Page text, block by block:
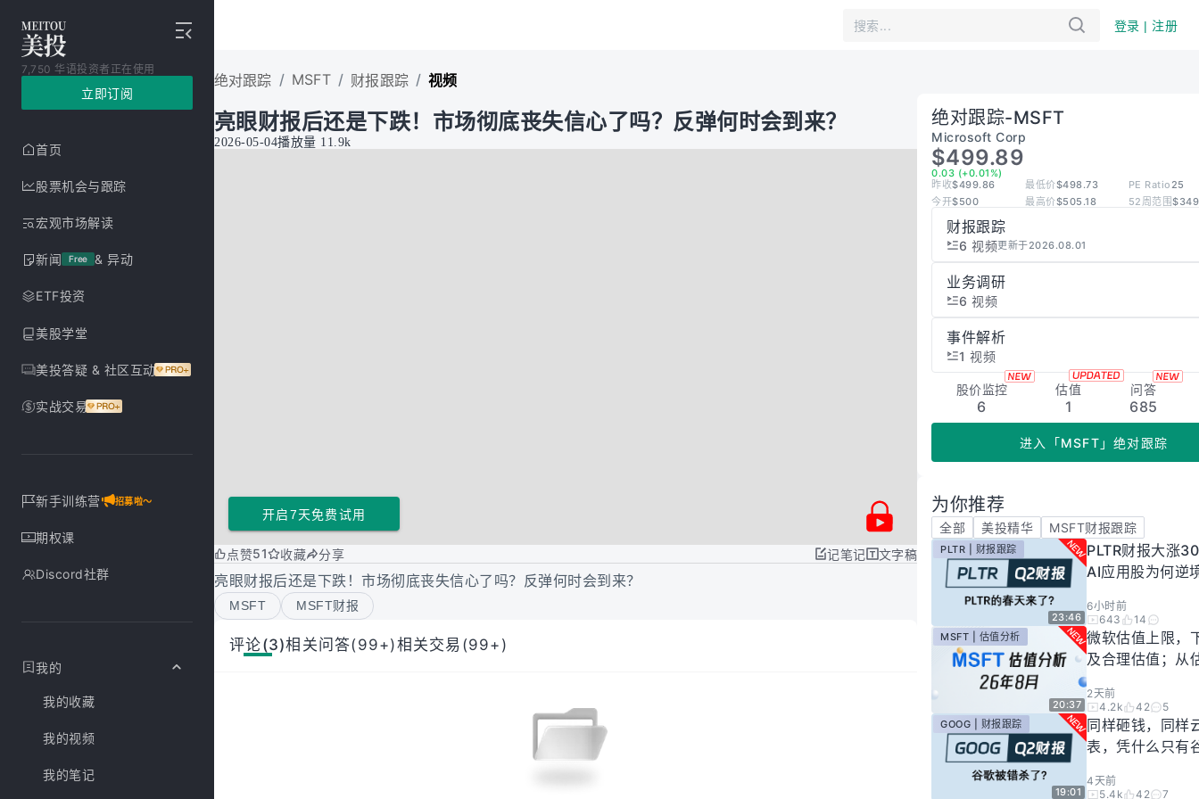
7,750 华语投资者正在使用
立即订阅
首页
股票机会与跟踪
宏观市场解读
新闻 Free & 异动
ETF投资
美股学堂
美投答疑 & 社区互动
实战交易
新手训练营 招募啦～
期权课
Discord社群
我的
我的收藏
我的视频
我的笔记
绝对跟踪 / MSFT / 财报跟踪 / 视频
亮眼财报后还是下跌！市场彻底丧失信心了吗？反弹何时会到来？
2026-05-04播放量 11.9k
开启7天免费试用
点赞51 收藏 分享 记笔记
文字稿
亮眼财报后还是下跌！市场彻底丧失信心了吗？反弹何时会到来？
MSFT MSFT财报
评论(3)相关问答(99+)相关交易(99+)
绝对跟踪-MSFT
Microsoft Corp
$499.89
0.03 (+0.01%)
昨收$499.86 最低价$498.73 PE Ratio25
今开$500 最高价$505.18 52周范围
财报跟踪
6 视频更新于2026.08.01
业务调研
6 视频
事件解析
1 视频
股价监控
6
估值
1
问答
685
进入 「MSFT 」 绝对跟踪
为你推荐
全部 美投精华 MSFT财报跟踪
23:46
PLTR | 财报跟踪
PLTR财报大涨
AI应用股为何逆
6小时前
643
14
20:37
MSFT | 估值分析
微软估值上限，
及合理估值；从
年8月
2天前
4.2k
42 5
19:01
GOOG | 财报跟踪
同样砸钱，同样
表，凭什么只有
你谷歌真正的投
4天前
5.4k
42 7
登录 | 注册